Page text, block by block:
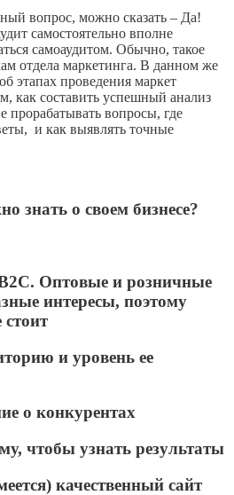
вопрос, можно сказать – Да!
самостоятельно вполне
самоаудитом. Обычно, такое
отдела маркетинга. В данном же
этапах проведения маркет
как составить успешный анализ
прорабатывать вопросы, где
и как выявлять точные
о своем бизнесе?
Оптовые и розничные
интересы, поэтому
и уровень ее
о конкурентах
чтобы узнать результаты
качественный сайт